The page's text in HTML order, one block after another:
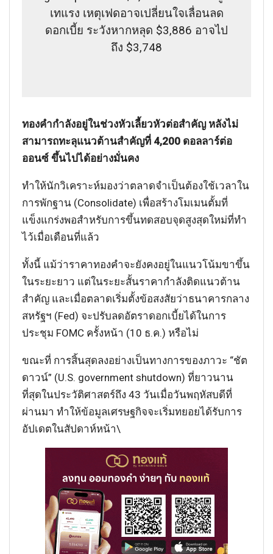
เทแรง เหตุเฟดอาจเปลี่ยนใจเลื่อนลด
ดอกเบี้ย ระวังหากหลุด $3,886 อาจไป
ถึง $3,748
ทองคำกำลังอยู่ในช่วงหัวเลี้ยวหัวต่อสำคัญ หลังไม่
สามารถทะลุแนวต้านสำคัญที่ 4,200 ดอลลาร์ต่อ
ออนซ์ ขึ้นไปได้อย่างมั่นคง
ทำให้นักวิเคราะห์มองว่าตลาดจำเป็นต้องใช้เวลาใน
การพักฐาน (Consolidate) เพื่อสร้างโมเมนตั้มที่
แข็งแกร่งพอสำหรับการขึ้นทดสอบจุดสูงสุดใหม่ที่ทำ
ไว้เมื่อเดือนที่แล้ว
ทั้งนี้ แม้ว่าราคาทองคำจะยังคงอยู่ในแนวโน้มขาขึ้น
ในระยะยาว แต่ในระยะสั้นราคากำลังติดแนวต้าน
สำคัญ และเมื่อตลาดเริ่มตั้งข้อสงสัยว่าธนาคารกลาง
สหรัฐฯ (Fed) จะปรับลดอัตราดอกเบี้ยได้ในการ
ประชุม FOMC ครั้งหน้า (10 ธ.ค.) หรือไม่
ขณะที่ การสิ้นสุดลงอย่างเป็นทางการของภาวะ “ชัต
ดาวน์” (U.S. government shutdown) ที่ยาวนาน
ที่สุดในประวัติศาสตร์ถึง 43 วันเมื่อวันพฤหัสบดีที่
ผ่านมา ทำให้ข้อมูลเศรษฐกิจจะเริ่มทยอยได้รับการ
อัปเดตในสัปดาห์หน้า\